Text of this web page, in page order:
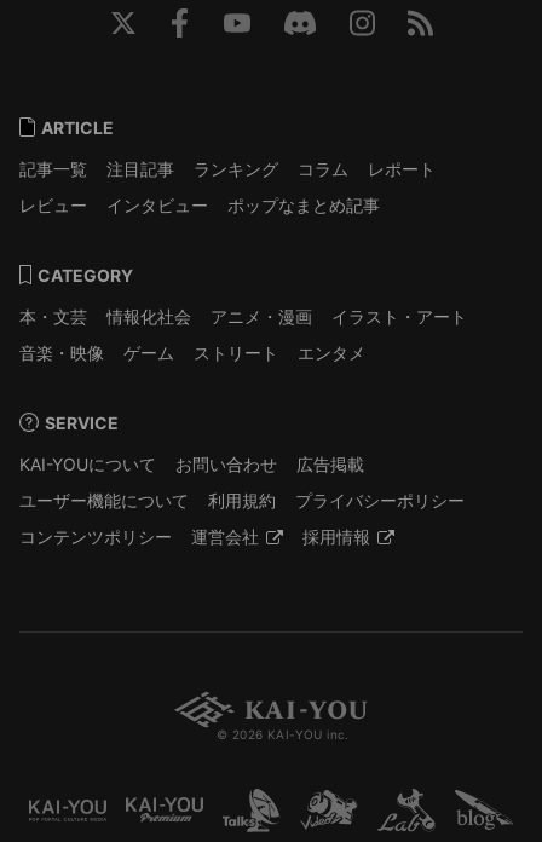
ARTICLE
記事一覧
注目記事 ランキング コラム
レポート
レビュー
インタビュー ポップなまとめ記事
CATEGORY
本・文芸
情報化社会 アニメ・漫画
イラスト・アート
音楽・映像
ゲーム ストリート エンタメ
SERVICE
KAI-YOUについて
お問い合わせ
広告掲載
ユーザー機能について
利用規約
プライバシーポリシー
コンテンツポリシー
運営会社 採用情報
© 2026 KAI-YOU inc.